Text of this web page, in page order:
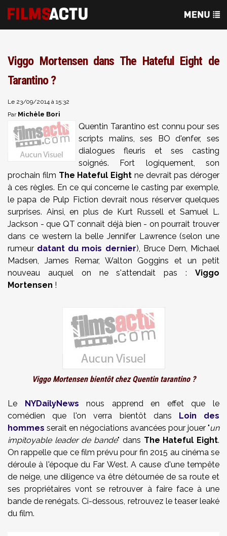
Viggo Mortensen dans The Hateful Eight de
Tarantino ?
Le 23/09/2014 à 15:32
Par Michèle Bori
Quentin Tarantino est connu pour ses
scripts malins, ses BO d'enfer, ses
dialogues fleuris et ses casting
soignés. Fort logiquement, son
prochain film The Hateful Eight ne devrait pas déroger
à ces règles. En ce qui concerne le casting par exemple,
le papa de Pulp Fiction devrait nous réserver quelques
surprises. Ainsi, en plus de Kurt Russell et Samuel L.
Jackson - que QT connait déjà bien - on pourrait trouver
dans ce western la belle Jennifer Lawrence (selon une
rumeur datant du mois dernier), Bruce Dern, Michael
Madsen, James Remar, Walton Goggins et un petit
nouveau auquel on ne s'attendait pas : Viggo
Mortensen !
Viggo Mortensen bientôt chez Quentin tarantino ?
Le NYDailyNews nous apprend en effet que le
comédien que l'on verra bientôt dans Loin des
hommes serait en négociations avancées pour jouer "un
impitoyable leader de bande" dans The Hateful Eight.
On rappelle que ce film prévu pour fin 2015 au cinéma se
déroule à l'époque du Far West. A cause d'une tempête
de neige, une diligence va être détournée de sa route et
ses propriétaires vont se retrouver à faire face à une
bande de renégats. Ci-dessous, retrouvez le teaser leaké
du film.